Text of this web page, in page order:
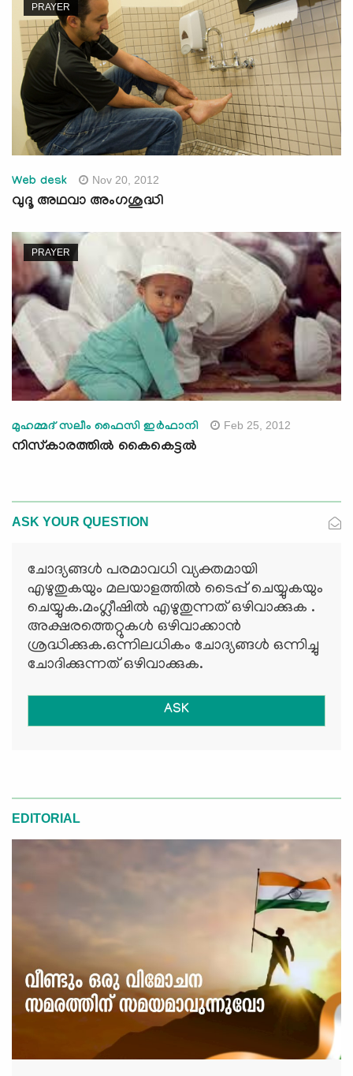
PRAYER
Web desk Nov 20, 2012
വുദൂ അഥവാ അംഗശുദ്ധി
PRAYER
മുഹമ്മദ് സലീം ഫൈസി ഇര്‍ഫാനി Feb 25, 2012
നിസ്‌കാരത്തില്‍ കൈകെട്ടല്‍
ASK YOUR QUESTION
ചോദ്യങ്ങള്‍ പരമാവധി വ്യക്തമായി
എഴുതുകയും മലയാളത്തില്‍ ടൈപ്പ് ചെയ്യുകയും
ചെയ്യുക.മംഗ്ലീഷില്‍ എഴുതുന്നത് ഒഴിവാക്കുക .
അക്ഷരത്തെറ്റുകള്‍ ഒഴിവാക്കാന്‍
ശ്രദ്ധിക്കുക.ഒന്നിലധികം ചോദ്യങ്ങള്‍ ഒന്നിച്ചു
ചോദിക്കുന്നത് ഒഴിവാക്കുക.
ASK
EDITORIAL